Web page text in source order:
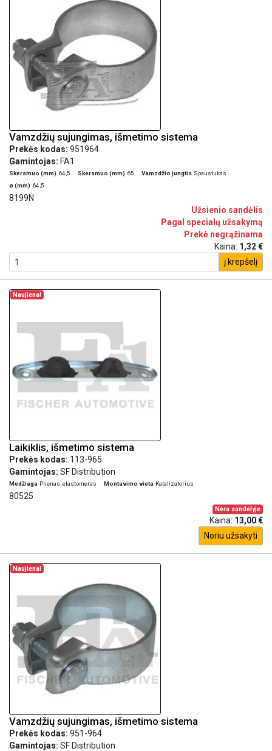
Vamzdžių sujungimas, išmetimo sistema
Prekės kodas: 951964
Gamintojas: FA1
Skersmuo (mm) 64,5 Skersmuo (mm) 65 Vamzdžio jungtis Spaustukas
ø (mm) 64,5
8199N
Užsienio sandėlis
Pagal specialų užsakymą
Prekė negrąžinama
Kaina: 1,32 €
į krepšelį
Naujiena!
Laikiklis, išmetimo sistema
Prekės kodas: 113-965
Gamintojas: SF Distribution
Medžiaga Plienas, elastomeras Montavimo vieta Katalizatorius
80525
Nėra sandėlyje
Kaina: 13,00 €
Noriu užsakyti
Naujiena!
Vamzdžių sujungimas, išmetimo sistema
Prekės kodas: 951-964
Gamintojas: SF Distribution